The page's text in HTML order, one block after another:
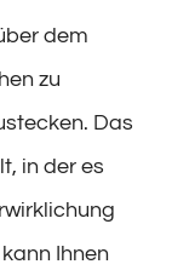
dem
zu
Das
in der es
Ihnen